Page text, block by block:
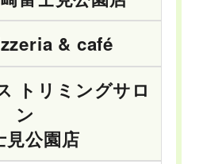
& café
トリミングサロ
ン
見公園店